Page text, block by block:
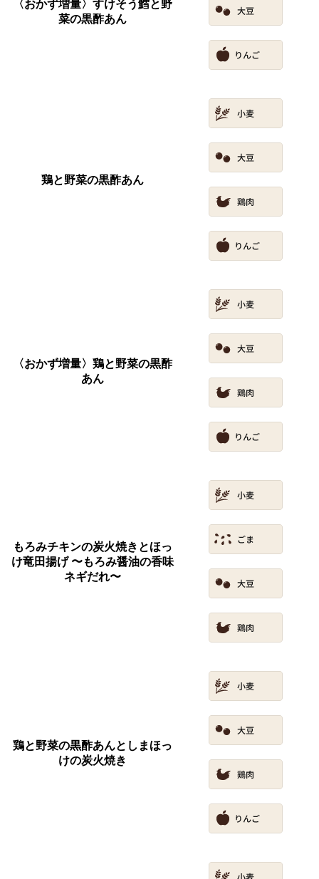
〈おかず増量〉すけそう鱈と野
菜の黒酢あん
鶏と野菜の黒酢あん
〈おかず増量〉鶏と野菜の黒酢
あん
もろみチキンの炭火焼きとほっ
け竜田揚げ 〜もろみ醤油の香味
ネギだれ〜
鶏と野菜の黒酢あんとしまほっ
けの炭火焼き